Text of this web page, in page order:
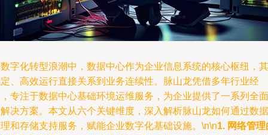
字化转型浪潮中，数据中心作为企业信息系统的核心枢纽，其
、高效运行直接关系到业务连续性。脉山龙凭借多年行业经
专注于数据中心基础环境运维服务，为企业提供了一系列全面
决方案。本文从六个关键维度，深入解析脉山龙如何通过数据
和存储支持服务，赋能企业数字化基础设施。\n\n1. 网络管理